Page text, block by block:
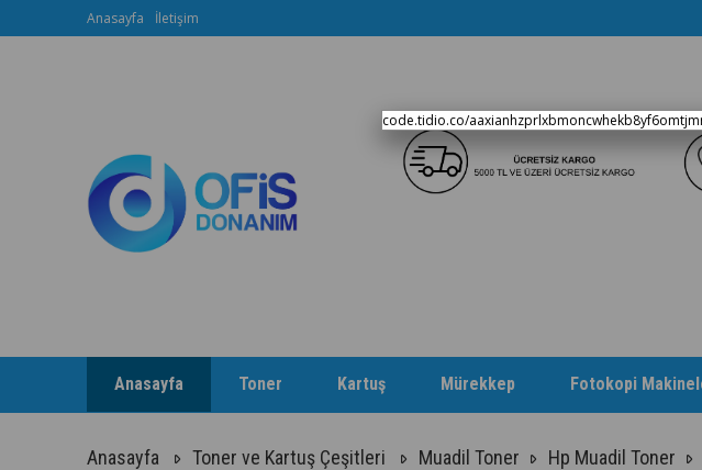
Anasayfa İletişim
Anasayfa Toner Kartuş Mürekkep Fotokopi
Anasayfa Toner ve Kartuş Çeşitleri Muadil Toner Hp Muadil Toner
code.tidio.co/